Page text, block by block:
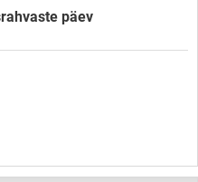
päev